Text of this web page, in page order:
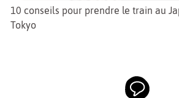
10 conseils pour prendre le train au
Tokyo